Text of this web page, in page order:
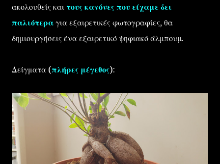
ακολουθείς και τους κανόνες που είχαμε δει
παλιότερα για εξαιρετικές φωτογραφίες, θα
δημιουργήσεις ένα εξαιρετικό ψηφιακό άλμπουμ.
Δείγματα (πλήρες μέγεθος):